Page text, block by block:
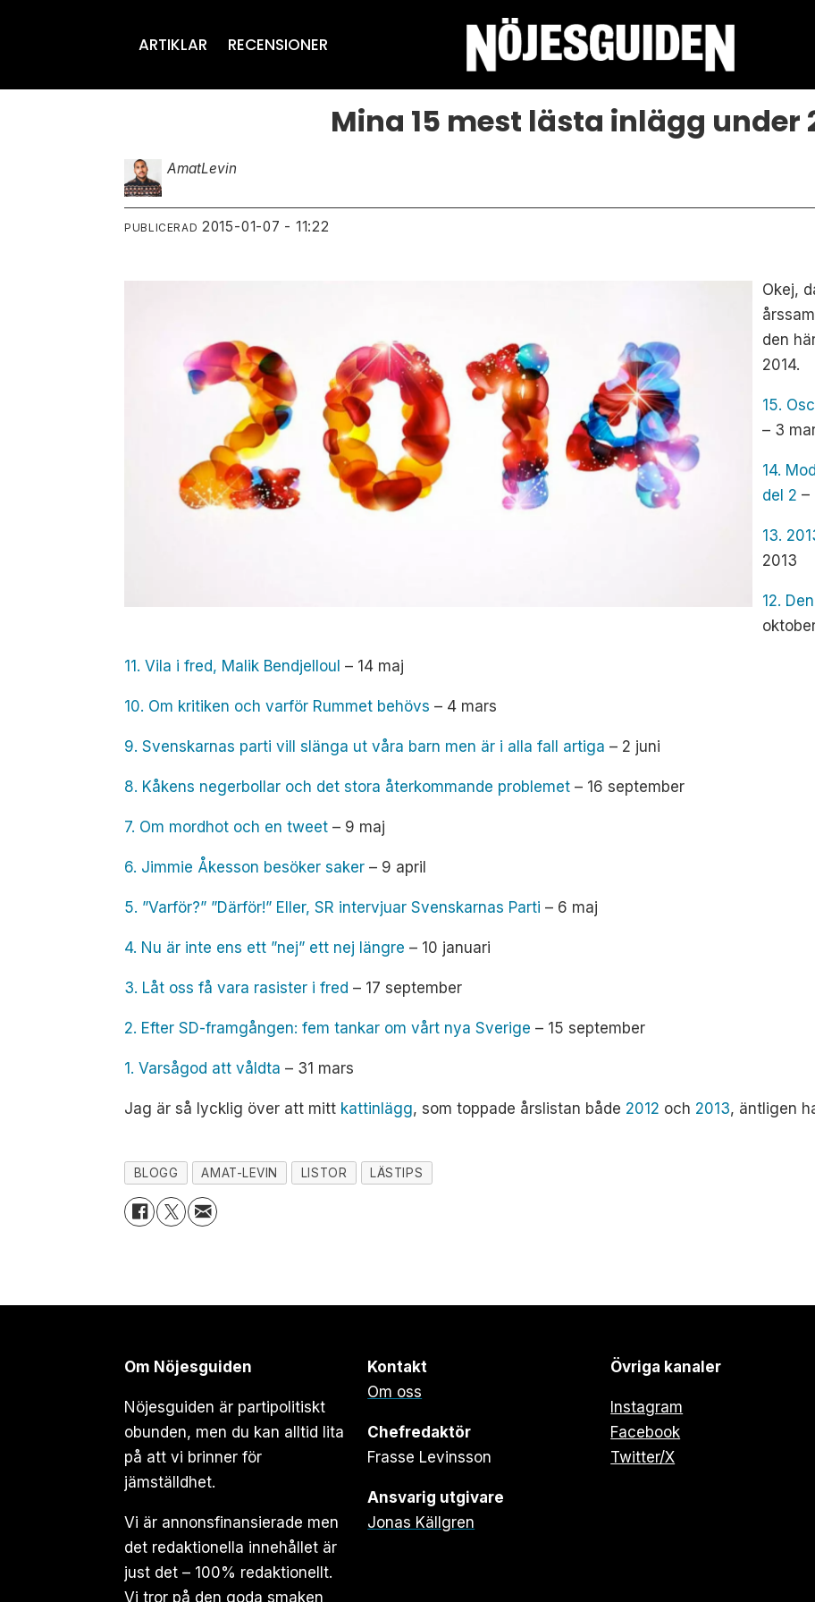
ARTIKLAR RECENSIONER
Mina 15 mest lästa inlägg under
AmatLevin
PUBLICERAD 2015-01-07 - 11:22
Okej,
den
2014.
15.
– 3
14.
del 2 –
13.
2013
12.
11. Vila i fred, Malik Bendjelloul– 14 maj
10. Om kritiken och varför Rummet behövs – 4 mars
9. Svenskarnas parti vill slänga ut våra barn men är i alla fall artiga– 2 juni
8. Kåkens negerbollar och det stora återkommande problemet– 16 september
7. Om mordhot och en tweet– 9 maj
6. Jimmie Åkesson besöker saker– 9 april
5. ”Varför?” ”Därför!” Eller, SR intervjuar Svenskarnas Parti– 6 maj
4. Nu är inte ens ett ”nej” ett nej längre– 10 januari
3. Låt oss få vara rasister i fred– 17 september
2. Efter SD-framgången: fem tankar om vårt nya Sverige– 15 september
1. Varsågod att våldta – 31 mars
Jag är så lycklig över att mitt kattinlägg, som toppade årslistan både 2012 och 2013, äntligen
BLOGG AMAT-LEVIN LISTOR LÄSTIPS
Om Nöjesguiden
Nöjesguiden är partipolitiskt
obunden, men du kan alltid lita
på att vi brinner för
jämställdhet.
Vi är annonsfinansierade men
det redaktionella innehållet är
just det – 100% redaktionellt.
Vi tror på den goda smaken
Kontakt
Om oss
Chefredaktör
Frasse Levinsson
Ansvarig utgivare
Jonas Källgren
Övriga kanaler
Instagram
Facebook
Twitter/X